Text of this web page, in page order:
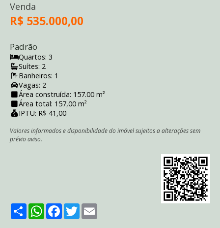
Venda
R$ 535.000,00
Padrão
Quartos: 3
Suítes: 2
Banheiros: 1
Vagas: 2
Área construída: 157.00 m²
Área total: 157,00 m²
IPTU: R$ 41,00
Valores informados e disponibilidade do imóvel sujeitos a alterações sem
prévio aviso.
ShareWhatsApp
Facebook
Twitter